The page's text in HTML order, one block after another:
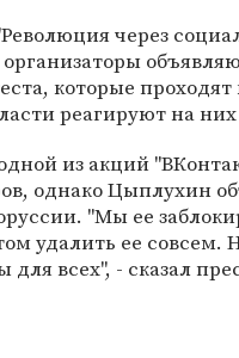
через
организаторы
которые
реагируют на
из акций
однако Цыплухин
"Мы ее
удалить ее совсем.
всех", - сказал